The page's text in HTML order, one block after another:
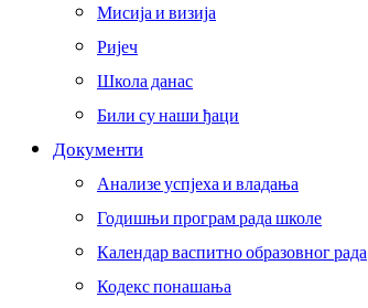
Мисија и визија
Ријеч
Школа данас
Били су наши ђаци
Документи
Анализе успјеха и владања
Годишњи програм рада школе
Календар васпитно образовног рада
Кодекс понашања